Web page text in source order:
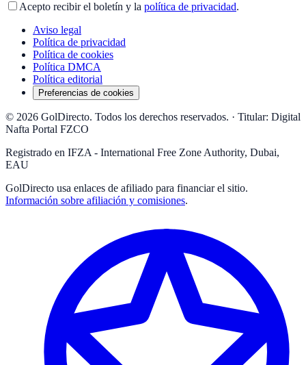
Acepto recibir el boletín y la política de privacidad.
Aviso legal
Política de privacidad
Política de cookies
Política DMCA
Política editorial
Preferencias de cookies
© 2026 GolDirecto. Todos los derechos reservados. · Titular: Digital
Nafta Portal FZCO
Registrado en IFZA - International Free Zone Authority, Dubai,
EAU
GolDirecto usa enlaces de afiliado para financiar el sitio.
Información sobre afiliación y comisiones.